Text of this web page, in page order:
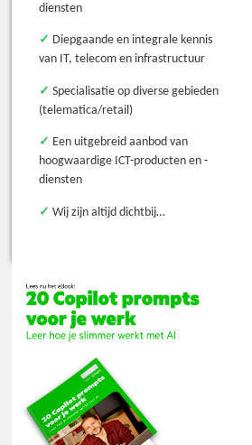
diensten
✓ Diepgaande en integrale kennis
van IT, telecom en infrastructuur
✓ Specialisatie op diverse gebieden
(telematica/retail)
✓ Een uitgebreid aanbod van
hoogwaardige ICT-producten en -
diensten
✓ Wij zijn altijd dichtbij…